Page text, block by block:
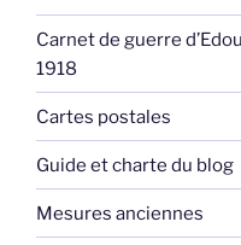
Carnet de guerre
1918
Cartes postales
Guide et charte du blog
Mesures anciennes